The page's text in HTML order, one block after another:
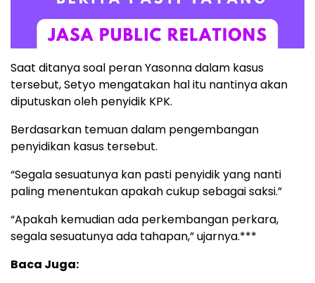
Saat ditanya soal peran Yasonna dalam kasus
tersebut, Setyo mengatakan hal itu nantinya akan
diputuskan oleh penyidik KPK.
Berdasarkan temuan dalam pengembangan
penyidikan kasus tersebut.
“Segala sesuatunya kan pasti penyidik yang nanti
paling menentukan apakah cukup sebagai saksi.”
“Apakah kemudian ada perkembangan perkara,
segala sesuatunya ada tahapan,” ujarnya.***
Baca Juga: